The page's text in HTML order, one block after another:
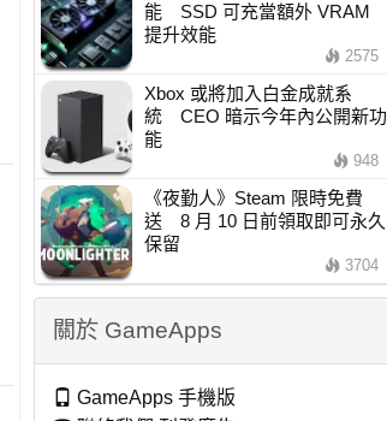
能 SSD 可充當額外 VRAM
提升效能
2575
Xbox 或將加入白金成就系
統 CEO 暗示今年內公開新功
能
948
《夜勤人》Steam 限時免費
送 8 月 10 日前領取即可永久
保留
3704
關於 GameApps
GameApps 手機版